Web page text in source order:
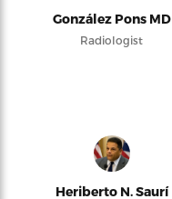
González Pons MD
Radiologist
Heriberto N. Saurí